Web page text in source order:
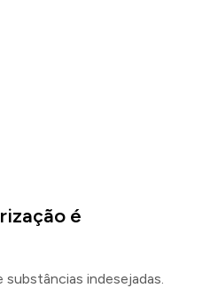
é
indesejadas.